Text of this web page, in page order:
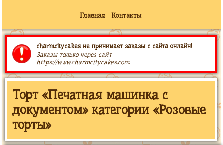
Главная Контакты
charmcitycakes не принимает заказы с сайта онлайн!
Заказы только через сайт
https://www.charmcitycakes.com
Торт «Печатная машинка с
документом» категории «Розовые
торты»